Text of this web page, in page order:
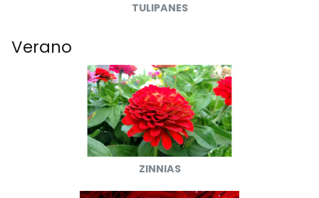
TULIPANES
Verano
ZINNIAS